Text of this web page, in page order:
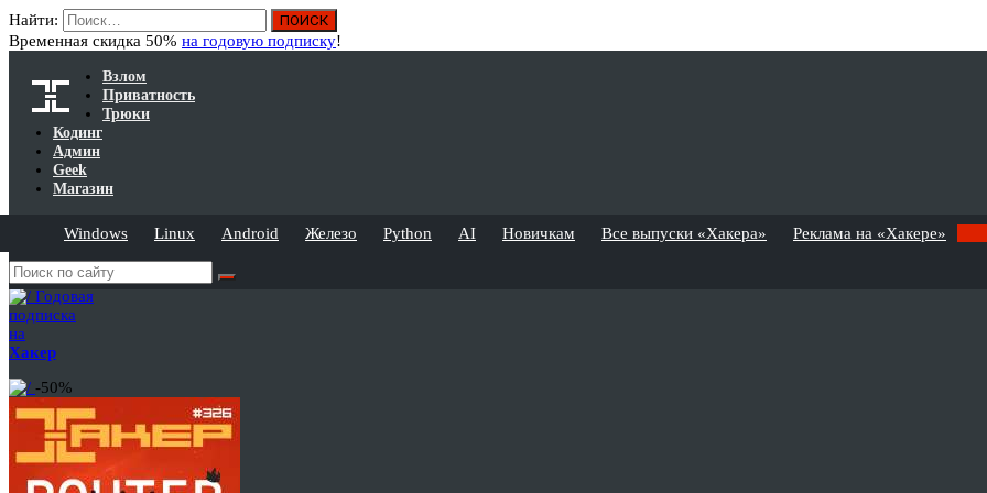
Найти:
Временная скидка 50% на годовую подписку!
Взлом
Приватность
Трюки
Кодинг
Админ
Geek
Магазин
Windows Linux Android Железо Python AI Новичкам Все выпуски «Хакера» Реклама на «Хакере»
Годовая
подписка
на
Хакер
-50%